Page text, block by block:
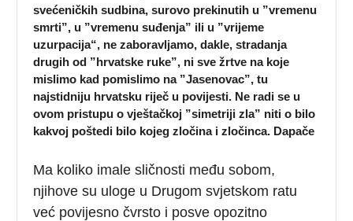
svećeničkih sudbina, surovo prekinutih u ”vremenu
smrti”, u ”vremenu suđenja” ili u ”vrijeme
uzurpacija“, ne zaboravljamo, dakle, stradanja
drugih od ”hrvatske ruke”, ni sve žrtve na koje
mislimo kad pomislimo na ”Jasenovac”, tu
najstidniju hrvatsku riječ u povijesti. Ne radi se u
ovom pristupu o vještačkoj ”simetriji zla” niti o bilo
kakvoj poštedi bilo kojeg zločina i zločinca. Dapače
Ma koliko imale sličnosti među sobom,
njihove su uloge u Drugom svjetskom ratu
već povijesno čvrsto i posve opozitno